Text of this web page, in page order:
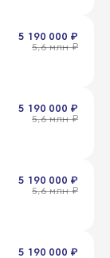
5 190 000 ₽
5,6 млн ₽
5 190 000 ₽
5,6 млн ₽
5 190 000 ₽
5,6 млн ₽
5 190 000 ₽